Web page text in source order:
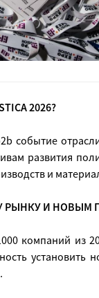
2026?
событие
развития
и
И НОВЫМ
компаний